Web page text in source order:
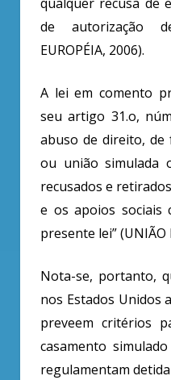
de autorização
EUROPÉIA, 2006).
A lei em comento
seu artigo 31.o,
abuso de direito, de
ou união simulada
recusados e
e os apoios sociais
presente lei” (UNIÃO
Nota-se, portanto,
nos Estados Unidos
preveem critérios
casamento
regulamentam